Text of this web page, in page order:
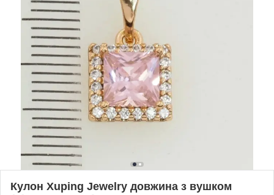
Кулон Xuping Jewelry довжина з вушком